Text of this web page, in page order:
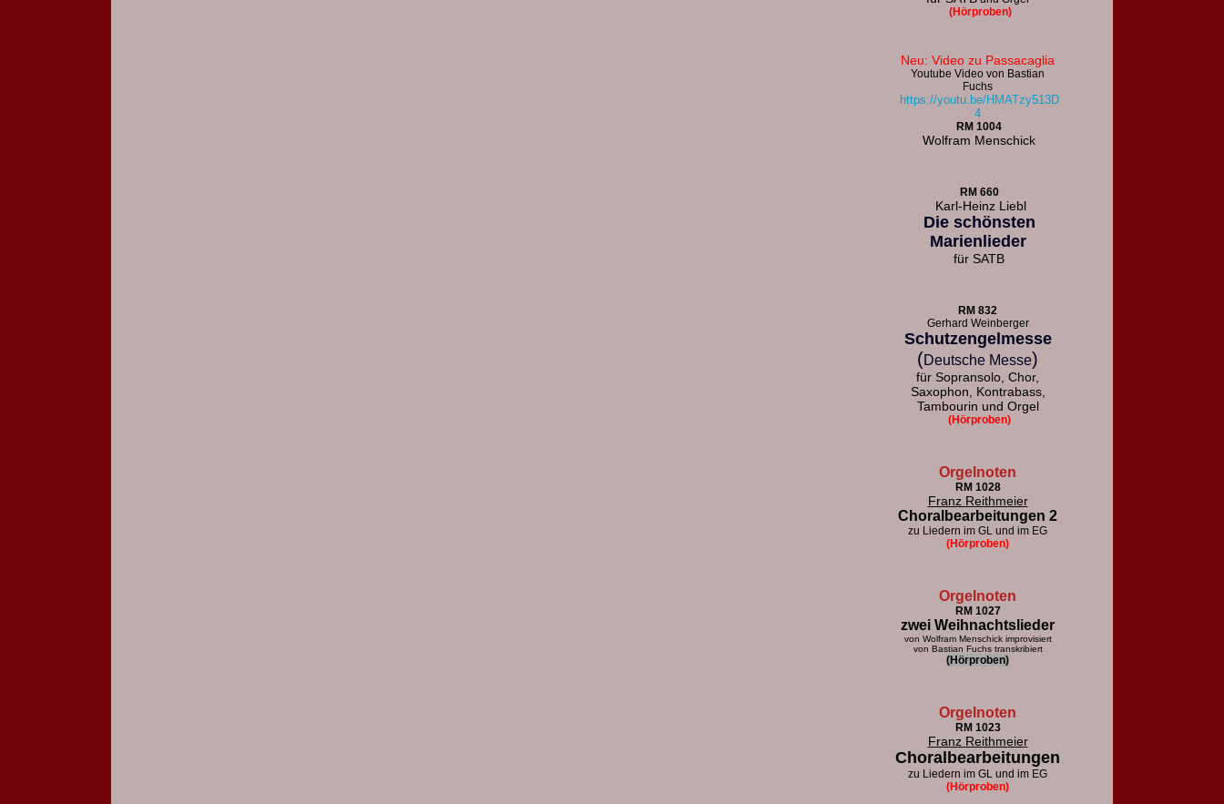
(Hörproben)
Neu: Video zu Passacaglia
Youtube Video von Bastian
Fuchs
https://youtu.be/HMATzy513D
4
RM 1004
Wolfram Menschick
RM 660
Karl-Heinz Liebl
Die schönsten
Marienlieder
für SATB
RM 832
Gerhard Weinberger
Schutzengelmesse
(Deutsche Messe)
für Sopransolo, Chor,
Saxophon, Kontrabass,
Tambourin und Orgel
(Hörproben)
Orgelnoten
RM 1028
Franz Reithmeier
Choralbearbeitungen 2
zu Liedern im GL und im EG
(Hörproben)
Orgelnoten
RM 1027
zwei Weihnachtslieder
von Wolfram Menschick improvisiert
von Bastian Fuchs transkribiert
(Hörproben)
Orgelnoten
RM 1023
Franz Reithmeier
Choralbearbeitungen
zu Liedern im GL und im EG
(Hörproben)